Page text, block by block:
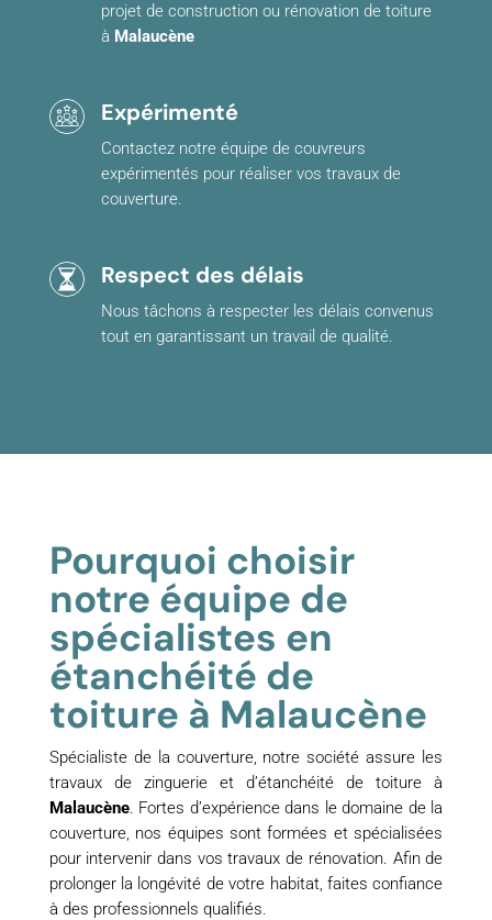
projet de construction ou rénovation de toiture
à Malaucène
Expérimenté
Contactez notre équipe de couvreurs
expérimentés pour réaliser vos travaux de
couverture.
Respect des délais
Nous tâchons à respecter les délais convenus
tout en garantissant un travail de qualité.
Pourquoi choisir
notre équipe de
spécialistes en
étanchéité de
toiture à Malaucène
Spécialiste de la couverture, notre société assure les
travaux de zinguerie et d’étanchéité de toiture à
Malaucène. Fortes d’expérience dans le domaine de la
couverture, nos équipes sont formées et spécialisées
pour intervenir dans vos travaux de rénovation. Afin de
prolonger la longévité de votre habitat, faites confiance
à des professionnels qualifiés.